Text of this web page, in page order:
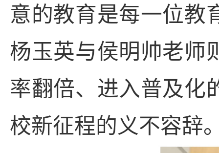
意的教育是每一位教
杨玉英与侯明帅老师
率翻倍、进入普及化
校新征程的义不容辞